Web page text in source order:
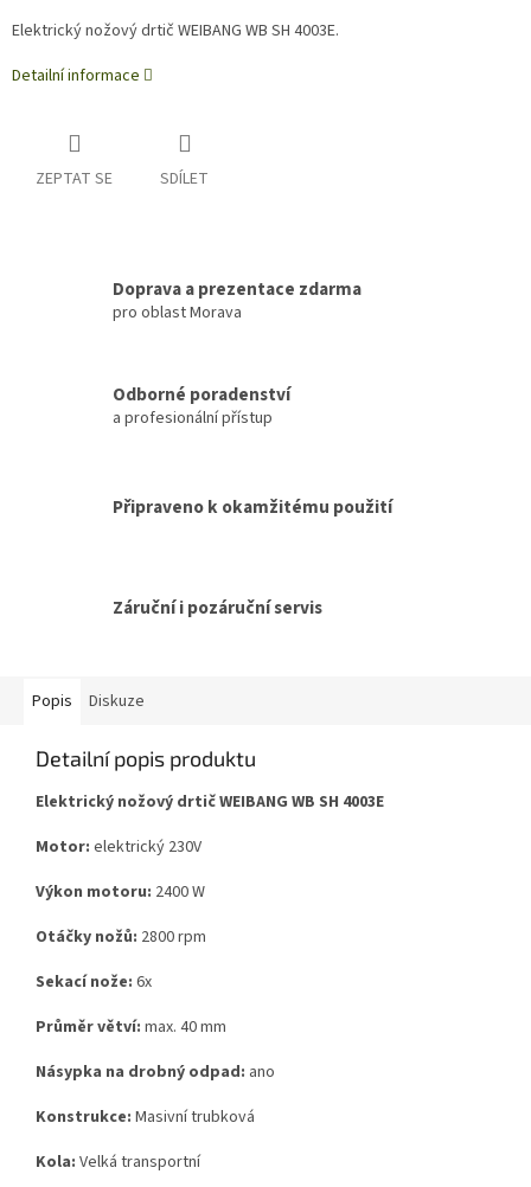
Elektrický nožový drtič WEIBANG WB SH 4003E.
Detailní informace
ZEPTAT SE SDÍLET
Doprava a prezentace zdarma
pro oblast Morava
Odborné poradenství
a profesionální přístup
Připraveno k okamžitému použití
Záruční i pozáruční servis
Popis Diskuze
Detailní popis produktu
Elektrický nožový drtič WEIBANG WB SH 4003E
Motor: elektrický 230V
Výkon motoru: 2400 W
Otáčky nožů: 2800 rpm
Sekací nože: 6x
Průměr větví: max. 40 mm
Násypka na drobný odpad: ano
Konstrukce: Masivní trubková
Kola: Velká transportní